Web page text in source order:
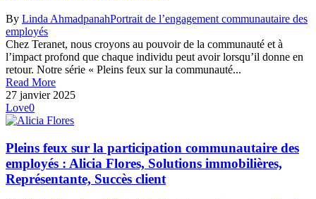
By Linda AhmadpanahPortrait de l’engagement communautaire des
employés
Chez Teranet, nous croyons au pouvoir de la communauté et à
l’impact profond que chaque individu peut avoir lorsqu’il donne en
retour. Notre série « Pleins feux sur la communauté...
Read More
27 janvier 2025
Love0
Pleins feux sur la participation communautaire des
employés : Alicia Flores, Solutions immobilières,
Représentante, Succès client